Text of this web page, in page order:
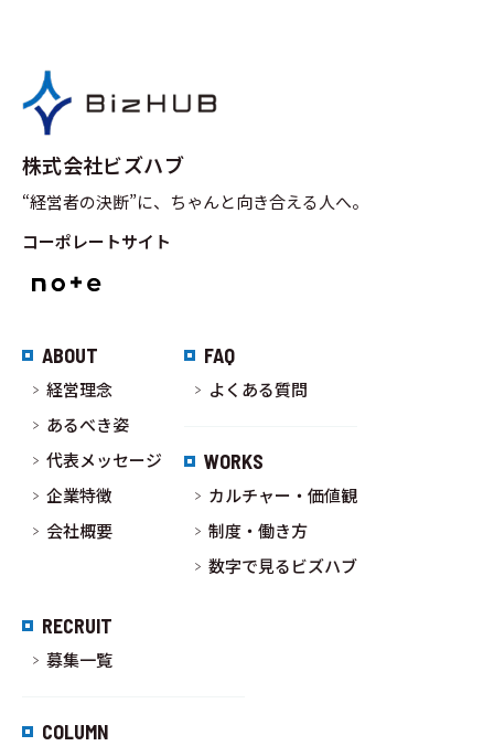
株式会社ビズハブ
“経営者の決断”に、ちゃんと向き合える人へ。
コーポレートサイト
ABOUT
経営理念
あるべき姿
代表メッセージ
企業特徴
会社概要
FAQ
よくある質問
WORKS
カルチャー・価値観
制度・働き方
数字で見るビズハブ
RECRUIT
募集一覧
COLUMN